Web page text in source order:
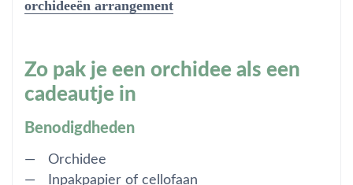
orchideeën arrangement
Zo pak je een orchidee als een
cadeautje in
Benodigdheden
Orchidee
Inpakpapier of cellofaan